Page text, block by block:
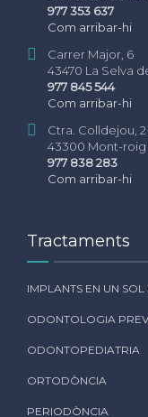
977 353 637
Com arribar-hi
Carrer Major, 6
43470 La Selva
977 845 544
Com arribar-hi
Ctra. Colldejou, 2
43300 Mont-roig
977 838 283
Com arribar-hi
Tractaments
IMPLANTS EN UN SOL
ODONTOLOGIA
ODONTOPEDIATRIA
ORTODÒNCIA
PERIODÒNCIA